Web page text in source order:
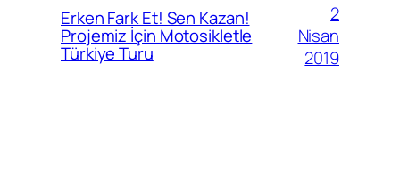
Erken Fark Et! Sen Kazan!
Projemiz İçin Motosikletle
Türkiye Turu
2
Nisan
2019